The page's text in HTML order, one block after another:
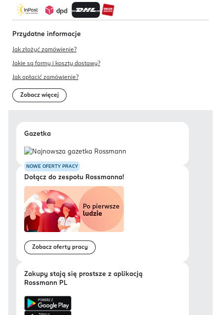
Przydatne informacje
Jak złożyć zamówienie?
Jakie są formy i koszty dostawy?
Jak opłacić zamówienie?
Zobacz więcej
Gazetka
NOWE OFERTY PRACY
Dołącz do zespołu Rossmanna!
Zobacz oferty pracy
Zakupy stają się prostsze z aplikacją
Rossmann PL